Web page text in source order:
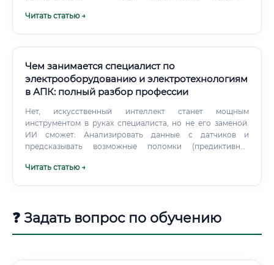
переезду или работе вахтовым методом. Компании
Читать статью →
Чем занимается специалист по
электрооборудованию и электротехнологиям
в АПК: полный разбор профессии
Нет, искусственный интеллект станет мощным
инструментом в руках специалиста, но не его заменой.
ИИ сможет: Анализировать данные с датчиков и
предсказывать возможные поломки (предиктивная
электроэнергии в зависимости от погоды, времени суток
Читать статью →
❓ Задать вопрос по обучению